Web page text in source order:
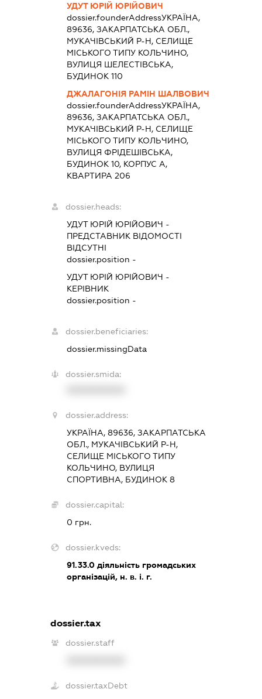
УДУТ ЮРІЙ ЮРІЙОВИЧ
dossier.founderAddressУКРАЇНА,
89636, ЗАКАРПАТСЬКА ОБЛ.,
МУКАЧІВСЬКИЙ Р-Н, СЕЛИЩЕ
МІСЬКОГО ТИПУ КОЛЬЧИНО,
ВУЛИЦЯ ШЕЛЕСТІВСЬКА,
БУДИНОК 110
ДЖАЛАГОНІЯ РАМІН ШАЛВОВИЧ
dossier.founderAddressУКРАЇНА,
89636, ЗАКАРПАТСЬКА ОБЛ.,
МУКАЧІВСЬКИЙ Р-Н, СЕЛИЩЕ
МІСЬКОГО ТИПУ КОЛЬЧИНО,
ВУЛИЦЯ ФРІДЕШІВСЬКА,
БУДИНОК 10, КОРПУС А,
КВАРТИРА 206
dossier.heads:
УДУТ ЮРІЙ ЮРІЙОВИЧ -
ПРЕДСТАВНИК ВІДОМОСТІ
ВІДСУТНІ
dossier.position -
УДУТ ЮРІЙ ЮРІЙОВИЧ -
КЕРІВНИК
dossier.position -
dossier.beneficiaries:
dossier.missingData
dossier.smida:
dossier.address:
УКРАЇНА, 89636, ЗАКАРПАТСЬКА
ОБЛ., МУКАЧІВСЬКИЙ Р-Н,
СЕЛИЩЕ МІСЬКОГО ТИПУ
КОЛЬЧИНО, ВУЛИЦЯ
СПОРТИВНА, БУДИНОК 8
dossier.capital:
0 грн.
dossier.kveds:
91.33.0 діяльність громадських
організацій, н. в. і. г.
dossier.tax
dossier.staff
dossier.taxDebt